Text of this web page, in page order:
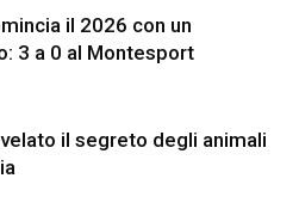
il 2026 con un
3 a 0 al Montesport
il segreto degli animali